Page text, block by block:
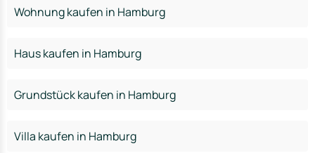
Wohnung kaufen in Hamburg
Haus kaufen in Hamburg
Grundstück kaufen in Hamburg
Villa kaufen in Hamburg